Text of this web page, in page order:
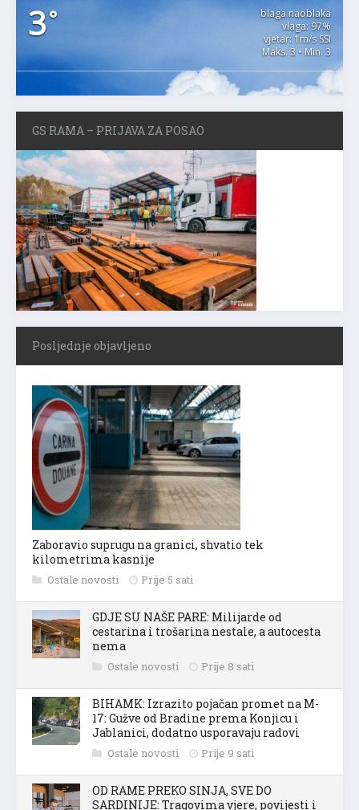
3°
blaga naoblaka
vlaga: 97%
vjetar: 1m/s SSI
Maks. 3 • Min. 3
GS RAMA – PRIJAVA ZA POSAO
Posljednje objavljeno
Zaboravio suprugu na granici, shvatio tek
kilometrima kasnije
Ostale novosti Prije 5 sati
GDJE SU NAŠE PARE: Milijarde od
cestarina i trošarina nestale, a autocesta
nema
Ostale novosti Prije 8 sati
BIHAMK: Izrazito pojačan promet na M-
17: Gužve od Bradine prema Konjicu i
Jablanici, dodatno usporavaju radovi
Ostale novosti Prije 9 sati
OD RAME PREKO SINJA, SVE DO
SARDINIJE: Tragovima vjere, povijesti i